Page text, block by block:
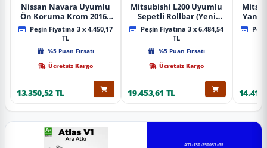
Nissan Navara Uyumlu
Ön Koruma Krom 2016+
Pst14 Parça
Peşin Fiyatına 3 x 4.450,17
TL
%5 Puan Fırsatı
Ücretsiz Kargo
13.350,52 TL
Mitsubishi L200 Uyumlu
Sepetli Rollbar (Yeni
Nesil Sepetli Roll Bar
Aqm-M10)
Peşin Fiyatına 3 x 6.484,54
TL
%5 Puan Fırsatı
Ücretsiz Kargo
19.453,61 TL
Yan
ATL-130-250037-GR